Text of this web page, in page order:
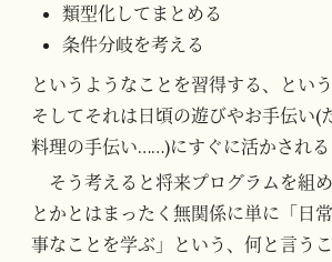
類型化してまとめる
条件分岐を考える
というようなことを習得する、とい
そしてそれは日頃の遊びやお手伝い(
料理の手伝い……)にすぐに活かされる
そう考えると将来プログラムを組
とかとはまったく無関係に単に「日
事なことを学ぶ」という、何と言う